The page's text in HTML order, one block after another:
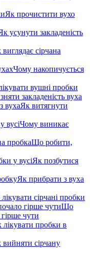
Як прочистити вухо
усунути закладеність
сірчана
Чому накопичується
вушні пробки
закладеність вуха
Як витягнути
Чому виникає
Що робити,
Як позбутися
Як прибрати з вуха
сірчані пробки
Що
чути
лікувати пробки в
вийняти сірчану